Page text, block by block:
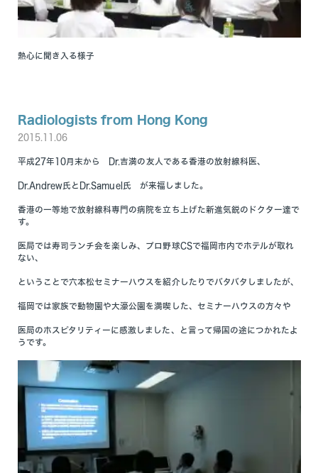
熱心に聞き入る様子
Radiologists from Hong Kong
2015.11.06
平成27年10月末から Dr.吉満の友人である香港の放射線科医、
Dr.Andrew氏とDr.Samuel氏 が来福しました。
香港の一等地で放射線科専門の病院を立ち上げた新進気鋭のドクター達で
す。
医局では寿司ランチ会を楽しみ、プロ野球CSで福岡市内でホテルが取れ
ない、
ということで六本松セミナーハウスを紹介したりでバタバタしましたが、
福岡では家族で動物園や大濠公園を満喫した、セミナーハウスの方々や
医局のホスピタリティーに感激しました、と言って帰国の途につかれたよ
うです。